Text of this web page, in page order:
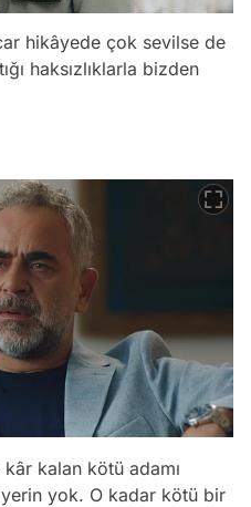
hikâyede çok sevilse de
haksızlıklarla bizden
kalan kötü adamı
yok. O kadar kötü bir
Test